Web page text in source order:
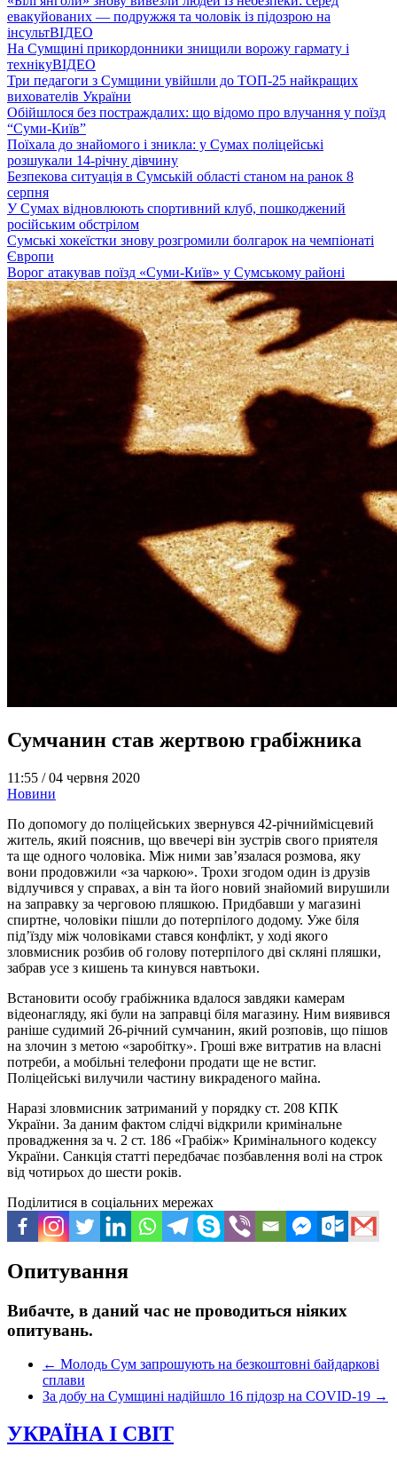
евакуйованих — подружжя та чоловік із підозрою на
інсультВІДЕО
На Сумщині прикордонники знищили ворожу гармату і
технікуВІДЕО
Три педагоги з Сумщини увійшли до ТОП-25 найкращих
вихователів України
Обійшлося без постраждалих: що відомо про влучання у поїзд
“Суми-Київ”
Поїхала до знайомого і зникла: у Сумах поліцейські
розшукали 14-річну дівчину
Безпекова ситуація в Сумській області станом на ранок 8
серпня
У Сумах відновлюють спортивний клуб, пошкоджений
російським обстрілом
Сумські хокеїстки знову розгромили болгарок на чемпіонаті
Європи
Ворог атакував поїзд «Суми-Київ» у Сумському районі
Сумчанин став жертвою грабіжника
11:55 /04 червня 2020
Новини
По допомогу до поліцейських звернувся 42-річниймісцевий
житель, який пояснив, що ввечері він зустрів свого приятеля
та ще одного чоловіка. Між ними зав’язалася розмова, яку
вони продовжили «за чаркою». Трохи згодом один із друзів
відлучився у справах, а він та його новий знайомий вирушили
на заправку за черговою пляшкою. Придбавши у магазині
спиртне, чоловіки пішли до потерпілого додому. Уже біля
під’їзду між чоловіками стався конфлікт, у ході якого
зловмисник розбив об голову потерпілого дві скляні пляшки,
забрав усе з кишень та кинувся навтьоки.
Встановити особу грабіжника вдалося завдяки камерам
відеонагляду, які були на заправці біля магазину. Ним виявився
раніше судимий 26-річний сумчанин, який розповів, що пішов
на злочин з метою «заробітку». Гроші вже витратив на власні
потреби, а мобільні телефони продати ще не встиг.
Поліцейські вилучили частину викраденого майна.
Наразі зловмисник затриманий у порядку ст. 208 КПК
України. За даним фактом слідчі відкрили кримінальне
провадження за ч. 2 ст. 186 «Грабіж» Кримінального кодексу
України. Санкція статті передбачає позбавлення волі на строк
від чотирьох до шести років.
Поділитися в соціальних мережах
Опитування
Вибачте, в даний час не проводиться ніяких
опитувань.
← Молодь Сум запрошують на безкоштовні байдаркові
сплави
За добу на Сумщині надійшло 16 підозр на COVID-19 →
УКРАЇНА І СВІТ